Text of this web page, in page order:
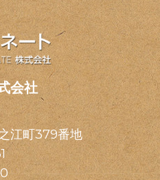
会社
江町379番地